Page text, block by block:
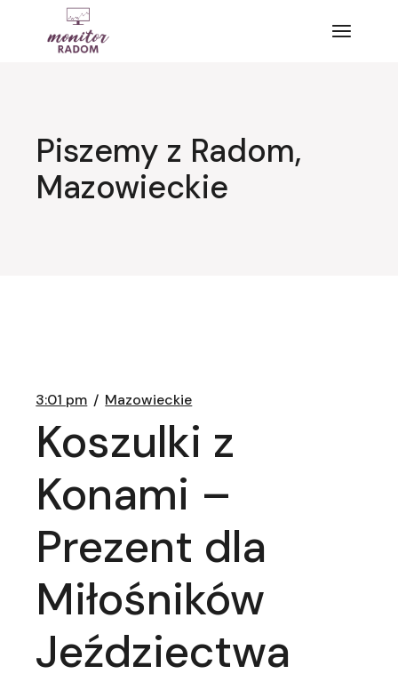
Piszemy z Radom,
Mazowieckie
3:01 pm Mazowieckie
Koszulki z
Konami –
Prezent dla
Miłośników
Jeździectwa